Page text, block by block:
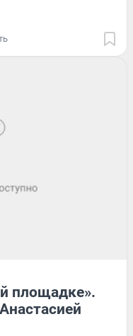
площадке».